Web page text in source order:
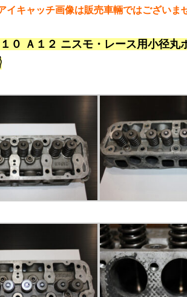
イキャッチ画像は販売車輛ではございま
０ Ａ１２ ニスモ・レース用小径